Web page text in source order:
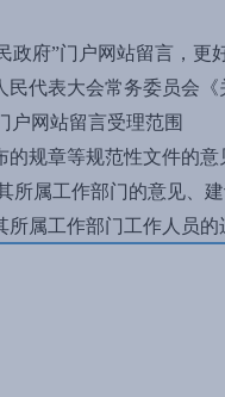
府”门户网站留言，更
民代表大会常务委员会
户网站留言受理范围
规章等规范性文件的意
属工作部门的意见、建
属工作部门工作人员的